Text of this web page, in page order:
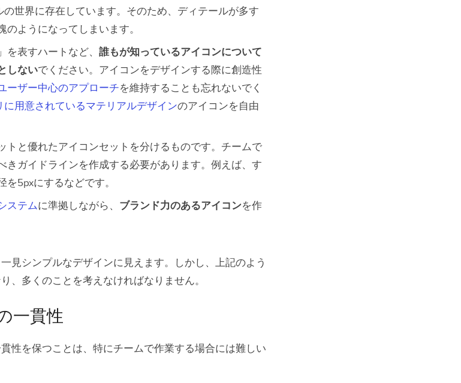
の世界に存在しています。そのため、ディテールが多す
ようになってしまいます。
を表すハートなど、 誰もが知っているアイコンについて
しないでください。アイコンをデザインする際に創造性
ーザー中心のアプローチを維持することも忘れないでく
に用意されているマテリアルデザインのアイコンを自由
トと優れたアイコンセットを分けるものです。チームで
きガイドラインを作成する必要があります。例えば、す
5pxにするなどです。
ステムに準拠しながら、 ブランド力のあるアイコンを作
見シンプルなデザインに見えます。しかし、上記のよう
、多くのことを考えなければなりません。
一貫性
性を保つことは、特にチームで作業する場合には難しい